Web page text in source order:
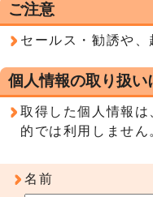
ご注意
セールス・勧誘や
個人情報の取り扱い
取得した個人情報
的では利用しません
名前